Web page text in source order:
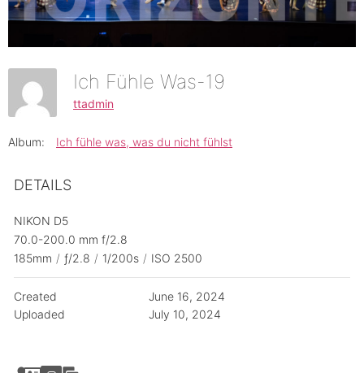
Ich Fühle Was-19
ttadmin
Album: Ich fühle was, was du nicht fühlst
DETAILS
NIKON D5
70.0-200.0 mm f/2.8
185mm / ƒ/2.8 / 1/200s / ISO 2500
Created
June 16, 2024
Uploaded
July 10, 2024